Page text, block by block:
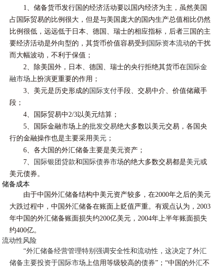
1、储备货币发行国的经济活动要以国内经济为主，虽然美国
占国际贸易的比例很大，但是与美国庞大的国内生产总值相比仍然
比例很低，远远低于日本、德国、瑞士的相应指标，后者三国的主
要经济活动是外向型的，其货币价值容易受到 国际资本流动的干扰
而大幅波动，不利于保值；
2、除美国外，日本、德国、瑞士的央行拒绝其货币在 国际金
融市场上扮演更重要的作用；
3、美元是历史形成的 国际支付手段、交易中介、价值储藏手
段；
4、国际贸易中2/3以美元结算；
5、国际金融市场上的批发交易绝大多数以美元交易，各国央
行的金融操作也是主要采用 美元 ；
6、各大国的外汇储备主要是美元资产；
7、
国际银团贷款和 国际债券市场的绝大多数交易都是美元或
美元债券。
储备成本
由于中国外汇储备结构中美元资产较多，在2000年之后的美元
大跌过程中，中国外汇储备在账面上贬值严重。有观点认为，2003
年中国的外汇储备账面损失约200亿美元，2004年上半年账面损失
约400亿。
流动性风险
“外汇储备经营管理特别强调安全性和流动性，这决定了外汇
储备主要投资于 国际市场上信用等级较高的债券”；“中国的外汇不